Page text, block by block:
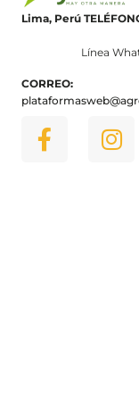
Lima, Perú
Línea
CORREO: